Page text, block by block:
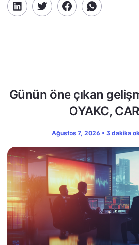
Günün öne çıkan
OYAKC,
Ağustos 7, 2026 • 3 dakika